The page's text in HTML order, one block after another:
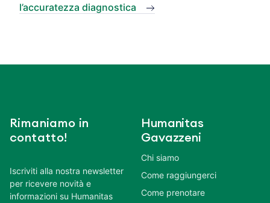
l’accuratezza diagnostica
Rimaniamo in
contatto!
Iscriviti alla nostra newsletter
per ricevere novità e
informazioni su Humanitas
Humanitas
Gavazzeni
Chi siamo
Come raggiungerci
Come prenotare